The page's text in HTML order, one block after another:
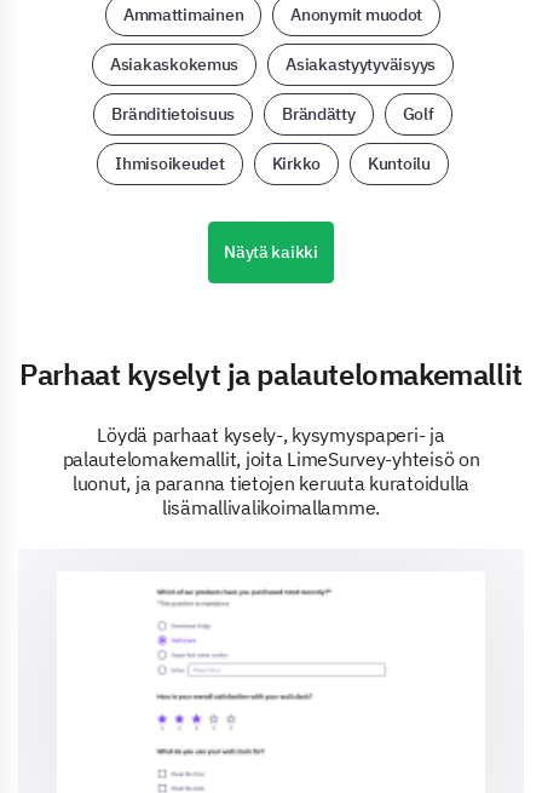
Ammattimainen Anonymit muodot
Asiakaskokemus Asiakastyytyväisyys
Bränditietoisuus Brändätty Golf
Ihmisoikeudet Kirkko Kuntoilu
Näytä kaikki
Parhaat kyselyt ja palautelomakemallit
Löydä parhaat kysely-, kysymyspaperi- ja
palautelomakemallit, joita LimeSurvey-yhteisö on
luonut, ja paranna tietojen keruuta kuratoidulla
lisämallivalikoimallamme.